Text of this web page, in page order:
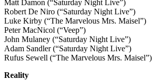
Matt Damon (“Saturday Night Live”)
Robert De Niro (“Saturday Night Live”)
Luke Kirby (“The Marvelous Mrs. Maisel”)
Peter MacNicol (“Veep”)
John Mulaney (“Saturday Night Live”)
Adam Sandler (“Saturday Night Live”)
Rufus Sewell (“The Marvelous Mrs. Maisel”)
Reality